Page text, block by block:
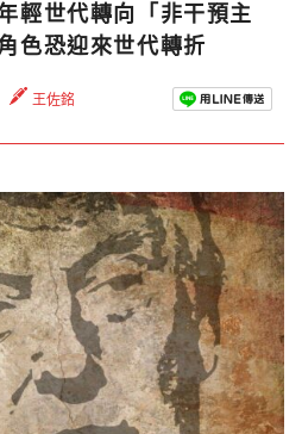
輕世代轉向「非干預主
色恐迎來世代轉折
王佐銘